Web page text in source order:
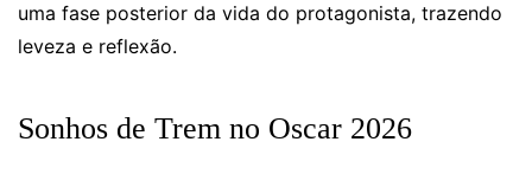
uma fase posterior da vida do protagonista, trazendo
leveza e reflexão.
Sonhos de Trem no Oscar 2026